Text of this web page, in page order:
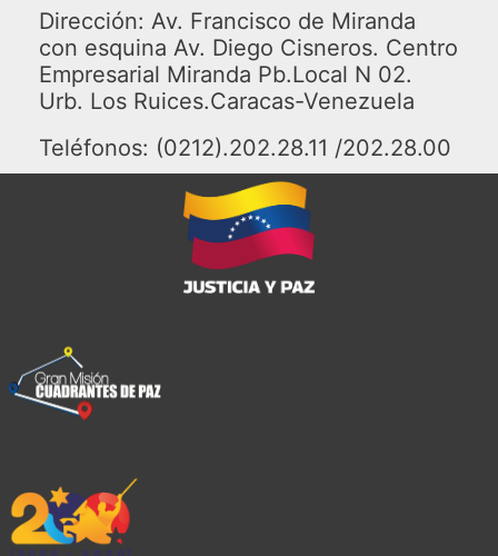
Dirección: Av. Francisco de Miranda
con esquina Av. Diego Cisneros. Centro
Empresarial Miranda Pb.Local N 02.
Urb. Los Ruices.Caracas-Venezuela
Teléfonos: (0212).202.28.11 /202.28.00